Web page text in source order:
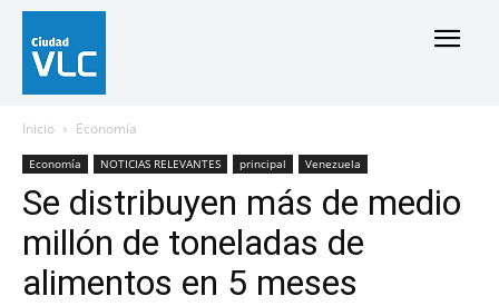
Inicio Economía
Economía NOTICIAS RELEVANTES principal Venezuela
Se distribuyen más de medio
millón de toneladas de
alimentos en 5 meses